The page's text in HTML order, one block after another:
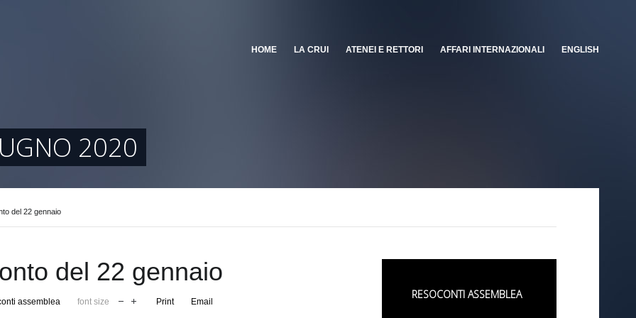
HOME LA CRUI ATENEI E RETTORI AFFARI INTERNAZIONALI ENGLISH
2020
del 22 gennaio
del 22 gennaio
assemblea font size Print Email
RESOCONTI ASSEMBLEA